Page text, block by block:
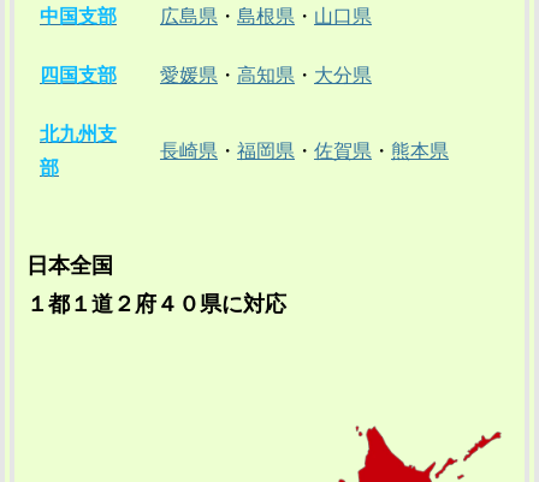
中国支部 広島県 ・ 島根県 ・ 山口県
四国支部 愛媛県 ・ 高知県 ・ 大分県
北九州支
部
長崎県 ・ 福岡県 ・ 佐賀県 ・ 熊本県
日本全国
１都１道２府４０県に対応